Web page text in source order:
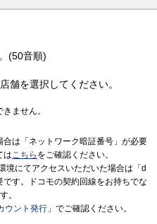
(50音順)
舗を選択してください。
ません。
合は「ネットワーク暗証番号」が必要
はこちら をご確認ください。
境にてアクセスいただいた場合は「d
す。ドコモの契約回線をお持ちでな
。
ウント発行 」でご確認ください。